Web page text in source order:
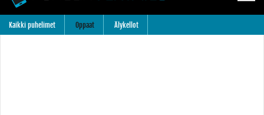
Kaikki puhelimet Oppaat Älykellot